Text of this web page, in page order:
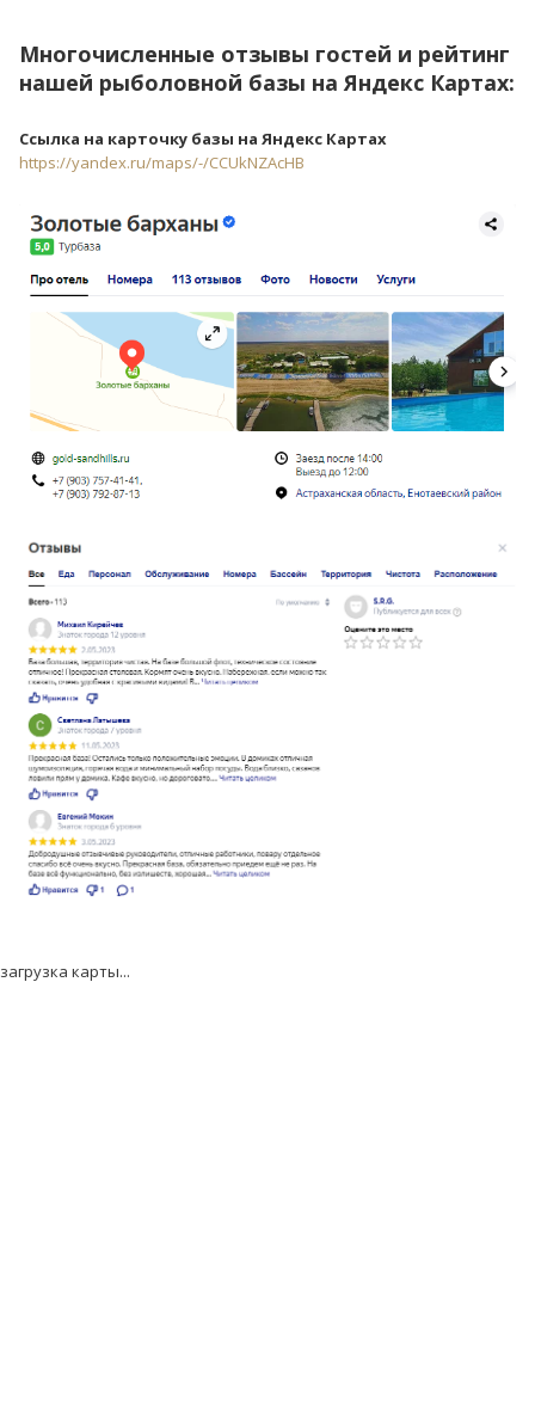
Многочисленные отзывы гостей и рейтинг
нашей рыболовной базы на Яндекс Картах:
Ссылка на карточку базы на Яндекс Картах
https://yandex.ru/maps/-/CCUkNZAcHB
загрузка карты...